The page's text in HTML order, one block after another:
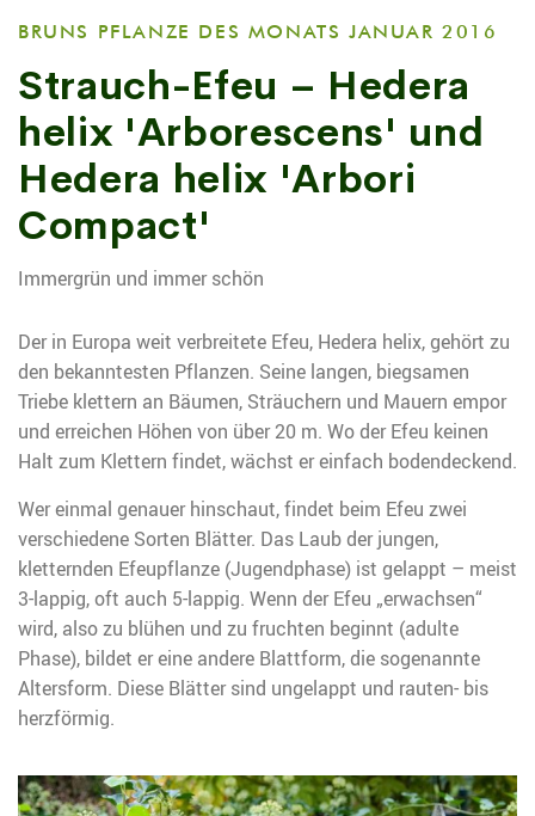
BRUNS PFLANZE DES MONATS JANUAR 2016
Strauch-Efeu – Hedera
helix 'Arborescens' und
Hedera helix 'Arbori
Compact'
Immergrün und immer schön
Der in Europa weit verbreitete Efeu, Hedera helix, gehört zu
den bekanntesten Pflanzen. Seine langen, biegsamen
Triebe klettern an Bäumen, Sträuchern und Mauern empor
und erreichen Höhen von über 20 m. Wo der Efeu keinen
Halt zum Klettern findet, wächst er einfach bodendeckend.
Wer einmal genauer hinschaut, findet beim Efeu zwei
verschiedene Sorten Blätter. Das Laub der jungen,
kletternden Efeupflanze (Jugendphase) ist gelappt – meist
3-lappig, oft auch 5-lappig. Wenn der Efeu „erwachsen“
wird, also zu blühen und zu fruchten beginnt (adulte
Phase), bildet er eine andere Blattform, die sogenannte
Altersform. Diese Blätter sind ungelappt und rauten- bis
herzförmig.